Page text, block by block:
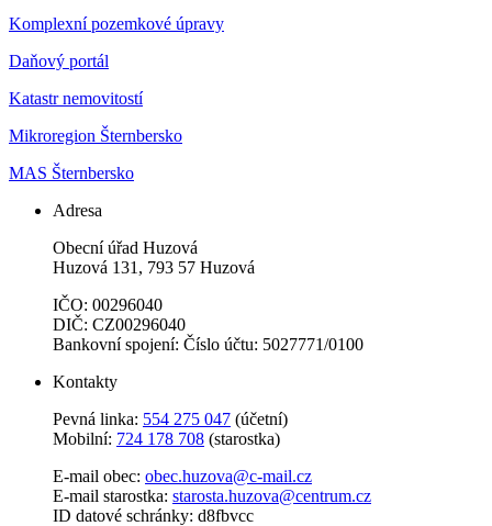
Komplexní pozemkové úpravy
Daňový portál
Katastr nemovitostí
Mikroregion Šternbersko
MAS Šternbersko
Adresa
Obecní úřad Huzová
Huzová 131, 793 57 Huzová
IČO: 00296040
DIČ: CZ00296040
Bankovní spojení: Číslo účtu: 5027771/0100
Kontakty
Pevná linka: 554 275 047 (účetní)
Mobilní: 724 178 708 (starostka)
E-mail obec: obec.huzova@c-mail.cz
E-mail starostka: starosta.huzova@centrum.cz
ID datové schránky: d8fbvcc